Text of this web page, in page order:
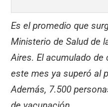
Es el promedio que
Ministerio de Salud de
Aires. El acumulado
este mes ya superó al
Además, 7.500